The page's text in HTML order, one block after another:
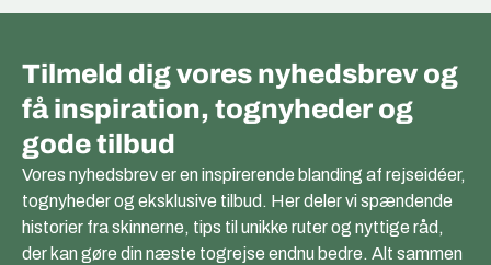
Tilmeld dig vores nyhedsbrev og
få inspiration, tognyheder og
gode tilbud
Vores nyhedsbrev er en inspirerende blanding af rejseidéer,
tognyheder og eksklusive tilbud. Her deler vi spændende
historier fra skinnerne, tips til unikke ruter og nyttige råd,
der kan gøre din næste togrejse endnu bedre. Alt sammen